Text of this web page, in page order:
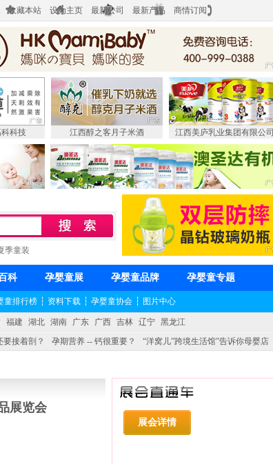
收藏本站 设为主页 最新公司 最新产品 商情订阅
科技 江西醇之客月子米酒 江西美庐乳业集团有限公司
季童装
科 孕婴童展 孕婴童品牌 孕婴童专题
童排行榜 ┆ 资料下载 ┆ 孕婴童协会 ┆ 图片中心
福建 湖北 湖南 广东 广西 吉林 辽宁 黑龙江
接着剖？ 孕期营养 -- 钙很重要？
“洋窝儿”跨境生活馆”告诉你母婴店
展览会
展会详情